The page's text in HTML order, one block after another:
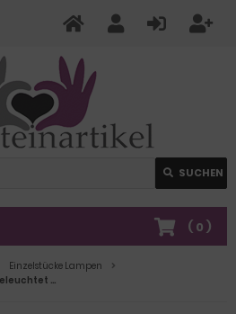
SUCHEN
( 0 )
Einzelstücke Lampen
Fluorit gelbe Steinkugel, Kugel beleuchtet auf LED-kaltlicht Holzstamm-Sockel mit USB-Stecker, echte Edelsteinkugel, N368